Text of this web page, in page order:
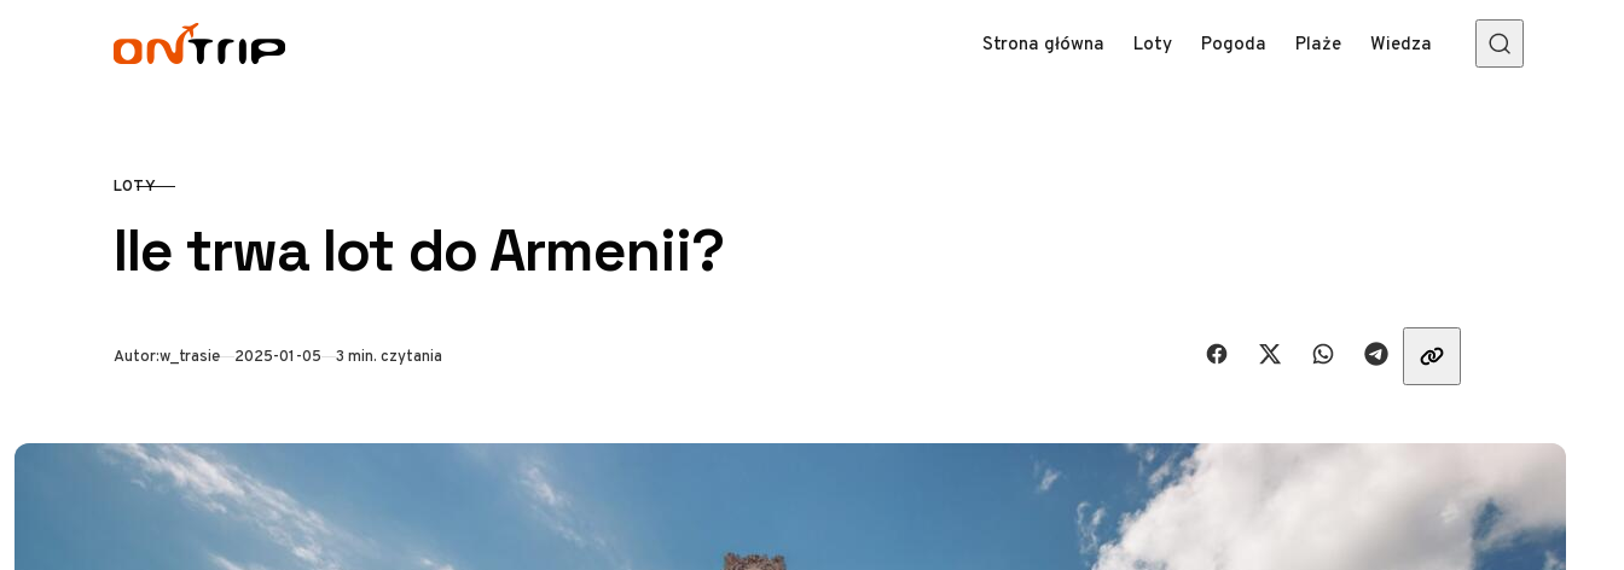
Strona główna Loty Pogoda Plaże Wiedza
KATEGORIA
LOTY
Ile trwa lot do Armenii?
Autor:w_trasie Opublikowano
2025-01-05 3 min. czytania Udostępnij znajomym